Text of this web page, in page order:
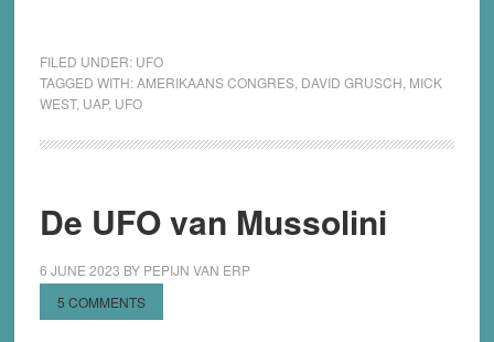
FILED UNDER: UFO
TAGGED WITH:AMERIKAANS CONGRES, DAVID GRUSCH MICK
WEST, UAP, UFO
De UFO van Mussolini
6 JUNE 2023 BY PEPIJN VAN ERP
5 COMMENTS